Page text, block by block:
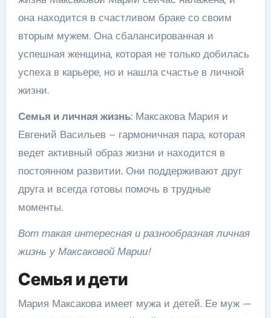
она находится в счастливом браке со своим
вторым мужем. Она сбалансированная и
успешная женщина, которая не только добилась
успеха в карьере, но и нашла счастье в личной
жизни.
Семья и личная жизнь: Максакова Мария и
Евгений Васильев – гармоничная пара, которая
ведет активный образ жизни и находится в
постоянном развитии. Они поддерживают друг
друга и всегда готовы помочь в трудные
моменты.
Вот такая интересная и разнообразная личная
жизнь у Максаковой Марии!
Семья и дети
Мария Максакова имеет мужа и детей. Ее муж —